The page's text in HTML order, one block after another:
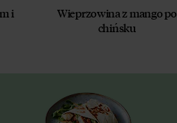
i
Wieprzowina z mango po
chińsku